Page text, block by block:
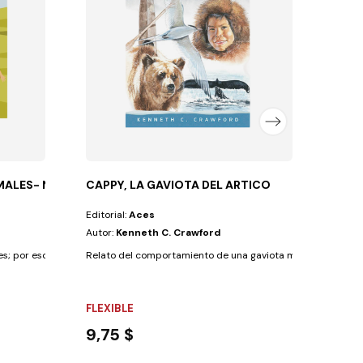
NARRADOR
por eso, ¿qué mejor manera de enseñar el...
CAPPY, LA GAVIOTA DEL ARTICO
Editorial:Aces
Autor: Kenneth C. Crawford
Relato del comportamiento de una gaviota migratoria
FLEXIBLE
9,75 $